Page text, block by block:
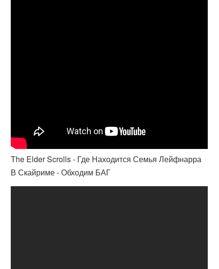
The Elder Scrolls - Где Находится Семья Лейфнарра
В Скайриме - Обходим БАГ